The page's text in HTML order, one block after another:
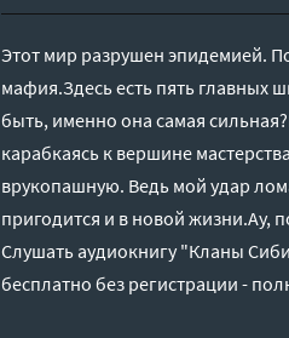
Этот мир разрушен эпидемией.
мафия.Здесь есть пять главных
быть, именно она самая
карабкаясь к вершине
врукопашную. Ведь мой удар
пригодится и в новой жизни.Ау,
Слушать аудиокнигу "Кланы
бесплатно без регистрации -